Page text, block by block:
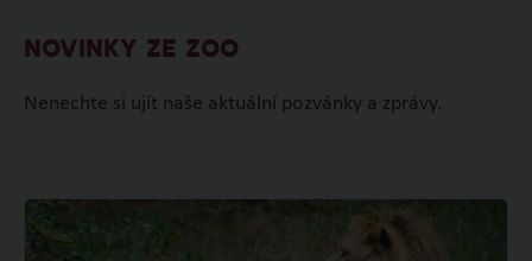
NOVINKY ZE ZOO
Nenechte si ujít naše aktuální pozvánky a zprávy.